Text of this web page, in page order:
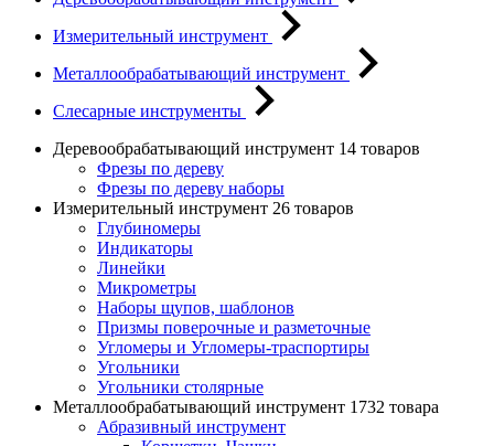
Измерительный инструмент
Металлообрабатывающий инструмент
Слесарные инструменты
Деревообрабатывающий инструмент 14 товаров
Фрезы по дереву
Фрезы по дереву наборы
Измерительный инструмент 26 товаров
Глубиномеры
Индикаторы
Линейки
Микрометры
Наборы щупов, шаблонов
Призмы поверочные и разметочные
Угломеры и Угломеры-траспортиры
Угольники
Угольники столярные
Металлообрабатывающий инструмент 1732 товара
Абразивный инструмент